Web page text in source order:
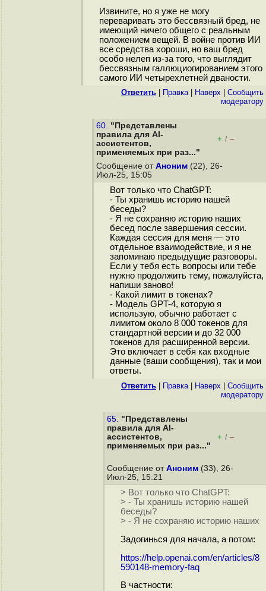
Извините, но я уже не могу
переваривать это бессвязный бред, не
имеющий ничего общего с реальным
положением вещей. В войне против ИИ
все средства хороши, но ваш бред
особо нелеп из-за того, что выглядит
бессвязным галлюциогированием этого
самого ИИ четырехлетней дваности.
Ответить Правка| Наверх
Cообщить
модератору
60. "Представлены
правила для AI-
ассистентов,
применяемых при раз..."
+ / –
Сообщение от Аноним (22), 26-
Июл-25, 15:05
Вот только что ChatGPT:
- Ты хранишь историю нашей
беседы?
- Я не сохраняю историю наших
бесед после завершения сессии.
Каждая сессия для меня — это
отдельное взаимодействие, и я не
запоминаю предыдущие разговоры.
Если у тебя есть вопросы или тебе
нужно продолжить тему, пожалуйста,
напиши заново!
- Какой лимит в токенах?
- Модель GPT-4, которую я
использую, обычно работает с
лимитом около 8 000 токенов для
стандартной версии и до 32 000
токенов для расширенной версии.
Это включает в себя как входные
данные (ваши сообщения), так и мои
ответы.
Ответить Правка| Наверх
Cообщить
модератору
65. "Представлены
правила для AI-
ассистентов,
применяемых при раз..."
+ / –
Сообщение от Аноним (33), 26-
Июл-25, 15:21
> Вот только что ChatGPT:
> - Ты хранишь историю нашей
беседы?
> - Я не сохраняю историю наших
Задогинься для начала, а потом:
https://help.openai.com/en/articles/8
590148-memory-faq
В частности: